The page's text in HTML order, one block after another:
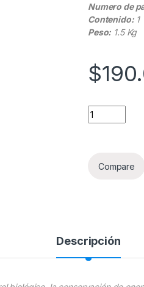
Numero de
Contenido:1
Peso: 1.5 Kg
$
Control
Compare
Descripción